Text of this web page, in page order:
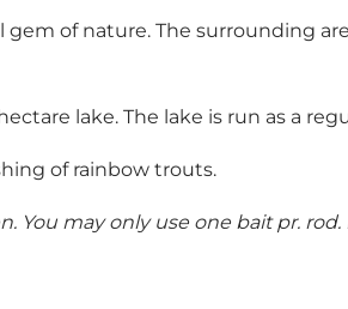
gem of nature. The surrounding
lake. The lake is run as a
of rainbow trouts.
You may only use one bait pr. rod.